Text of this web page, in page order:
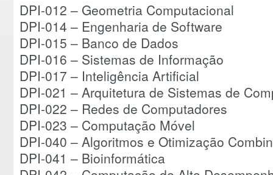
DPI-012 – Geometria Computacional
DPI-014 – Engenharia de Software
DPI-015 – Banco de Dados
DPI-016 – Sistemas de Informação
DPI-017 – Inteligência Artificial
DPI-021 – Arquitetura de Sistemas de
DPI-022 – Redes de Computadores
DPI-023 – Computação Móvel
DPI-040 – Algoritmos e Otimização
DPI-041 – Bioinformática